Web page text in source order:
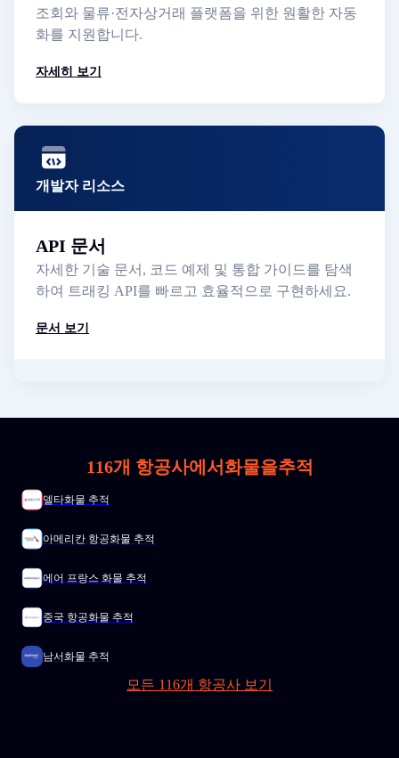
조회와 물류·전자상거래 플랫폼을 위한 원활한 자동
화를 지원합니다.
자세히 보기
개발자 리소스
API 문서
자세한 기술 문서, 코드 예제 및 통합 가이드를 탐색
하여 트래킹 API를 빠르고 효율적으로 구현하세요.
문서 보기
116개 항공사에서화물을추적
델타화물 추적
아메리칸 항공화물 추적
에어 프랑스 화물 추적
중국 항공화물 추적
남서화물 추적
모든 116개 항공사 보기